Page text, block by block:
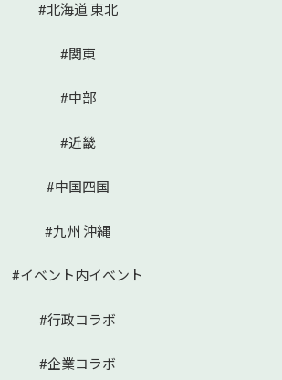
#北海道 東北
#関東
#中部
#近畿
#中国四国
#九州 沖縄
#イベント内イベント
#行政コラボ
#企業コラボ